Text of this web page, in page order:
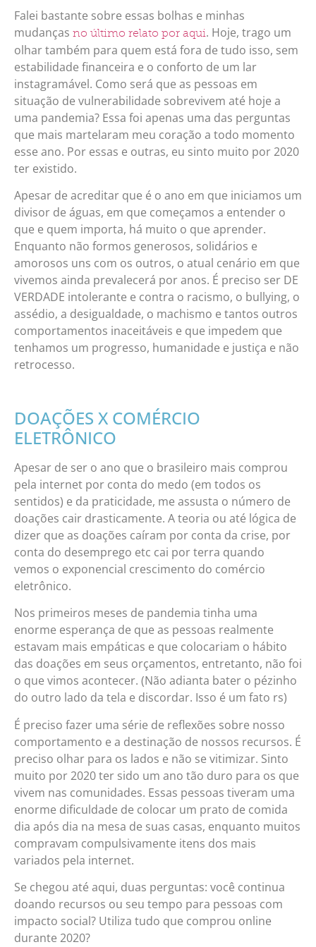
Falei bastante sobre essas bolhas e minhas
mudanças no último relato por aqui. Hoje, trago um
olhar também para quem está fora de tudo isso, sem
estabilidade financeira e o conforto de um lar
instagramável. Como será que as pessoas em
situação de vulnerabilidade sobrevivem até hoje a
uma pandemia? Essa foi apenas uma das perguntas
que mais martelaram meu coração a todo momento
esse ano. Por essas e outras, eu sinto muito por 2020
ter existido.
Apesar de acreditar que é o ano em que iniciamos um
divisor de águas, em que começamos a entender o
que e quem importa, há muito o que aprender.
Enquanto não formos generosos, solidários e
amorosos uns com os outros, o atual cenário em que
vivemos ainda prevalecerá por anos. É preciso ser DE
VERDADE intolerante e contra o racismo, o bullying, o
assédio, a desigualdade, o machismo e tantos outros
comportamentos inaceitáveis e que impedem que
tenhamos um progresso, humanidade e justiça e não
retrocesso.
DOAÇÕES X COMÉRCIO
ELETRÔNICO
Apesar de ser o ano que o brasileiro mais comprou
pela internet por conta do medo (em todos os
sentidos) e da praticidade, me assusta o número de
doações cair drasticamente. A teoria ou até lógica de
dizer que as doações caíram por conta da crise, por
conta do desemprego etc cai por terra quando
vemos o exponencial crescimento do comércio
eletrônico.
Nos primeiros meses de pandemia tinha uma
enorme esperança de que as pessoas realmente
estavam mais empáticas e que colocariam o hábito
das doações em seus orçamentos, entretanto, não foi
o que vimos acontecer. (Não adianta bater o pézinho
do outro lado da tela e discordar. Isso é um fato rs)
É preciso fazer uma série de reflexões sobre nosso
comportamento e a destinação de nossos recursos. É
preciso olhar para os lados e não se vitimizar. Sinto
muito por 2020 ter sido um ano tão duro para os que
vivem nas comunidades. Essas pessoas tiveram uma
enorme dificuldade de colocar um prato de comida
dia após dia na mesa de suas casas, enquanto muitos
compravam compulsivamente itens dos mais
variados pela internet.
Se chegou até aqui, duas perguntas: você continua
doando recursos ou seu tempo para pessoas com
impacto social? Utiliza tudo que comprou online
durante 2020?